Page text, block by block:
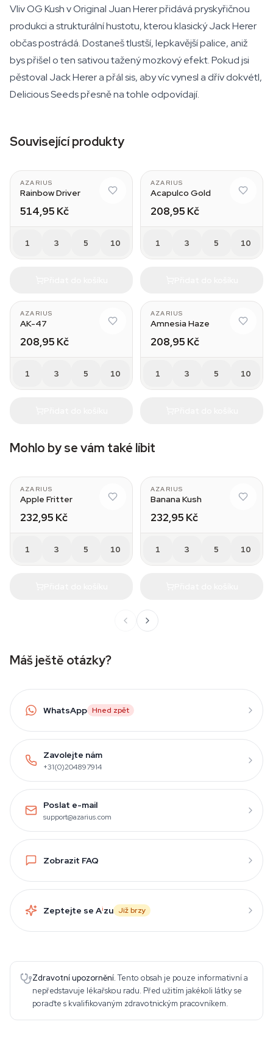
Vliv OG Kush v Original Juan Herer přidává pryskyřičnou
produkci a strukturální hustotu, kterou klasický Jack Herer
občas postrádá. Dostaneš tlustší, lepkavější palice, aniž
bys přišel o ten sativou tažený mozkový efekt. Pokud jsi
pěstoval Jack Herer a přál sis, aby víc vynesl a dřív dokvétl,
Delicious Seeds přesně na tohle odpovídají.
Související produkty
AZARIUS
Rainbow Driver
514,95 Kč
1 3 5 10
AZARIUS
Acapulco Gold
208,95 Kč
1 3 5 10
AZARIUS
AK-47
208,95 Kč
1 3 5 10
AZARIUS
Amnesia Haze
208,95 Kč
1 3 5 10
Mohlo by se vám také líbit
AZARIUS
Apple Fritter
232,95 Kč
1 3 5 10
AZARIUS
Banana Kush
232,95 Kč
1 3 5 10
Máš ještě otázky?
WhatsApp Hned zpět
Zavolejte nám
+31(0)204897914
Poslat e-mail
support@azarius.com
Zobrazit FAQ
Zeptejte se Aizu Již brzy
Zdravotní upozornění. Tento obsah je pouze informativní a
nepředstavuje lékařskou radu. Před užitím jakékoli látky se
poraďte s kvalifikovaným zdravotnickým pracovníkem.